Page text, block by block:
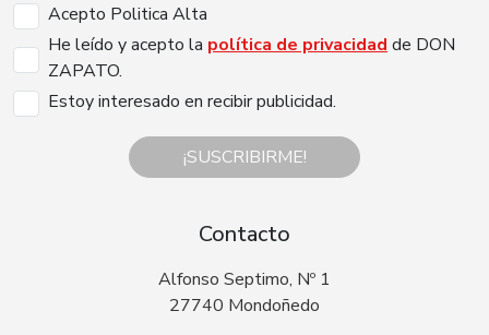
Acepto Politica Alta
He leído y acepto la política de privacidad de DON
ZAPATO.
Estoy interesado en recibir publicidad.
¡SUSCRIBIRME!
Contacto
Alfonso Septimo, Nº 1
27740 Mondoñedo